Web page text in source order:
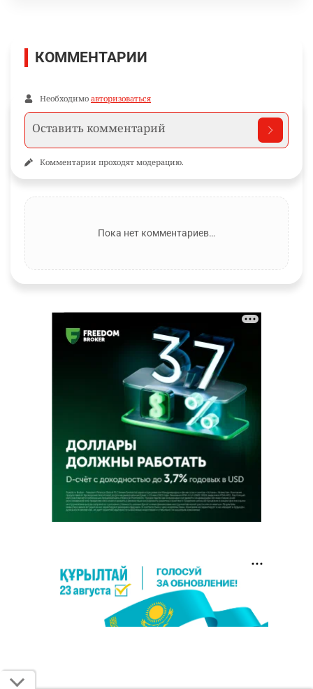
КОММЕНТАРИИ
Необходимо авторизоваться
Комментарии проходят модерацию.
Пока нет комментариев…